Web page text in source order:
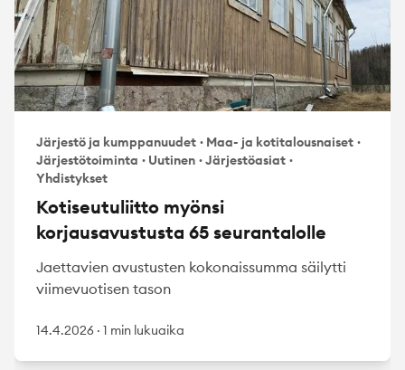
Järjestö ja kumppanuudet · Maa- ja kotitalousnaiset ·
Järjestötoiminta · Uutinen ·Järjestöasiat ·
Yhdistykset
Kotiseutuliitto myönsi
korjausavustusta 65 seurantalolle
Jaettavien avustusten kokonaissumma säilytti
viimevuotisen tason
14.4.2026 · 1 min lukuaika